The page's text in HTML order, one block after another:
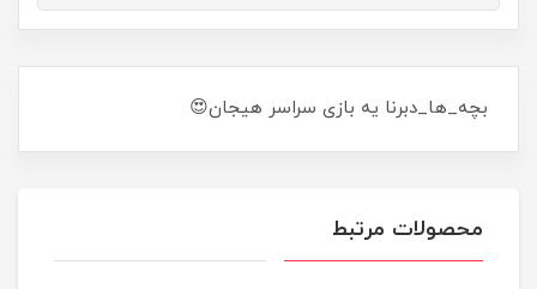
بچه_ها_دبرنا یه بازی سراسر هیجان😍
محصولات مرتبط